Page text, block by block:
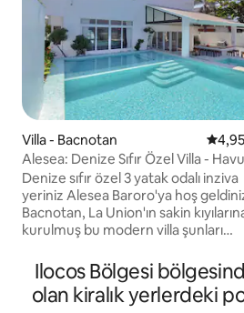
Villa - Bacnotan 5
Alesea: Denize Sıfır Özel Villa -
Jakuzi
Denize sıfır özel 3 yatak odalı inziva
yeriniz Alesea Baroro'ya hoş
Bacnotan, La Union'ın sakin
kurulmuş bu modern villa şunları
kapınızın önünde. - Gün batımı
havuz ve ısıtmalı jakuzi - Premium
olanaklar: Yüksek hızlı kablosuz
Ilocos Bölgesi
olan kiralık yerlerdeki